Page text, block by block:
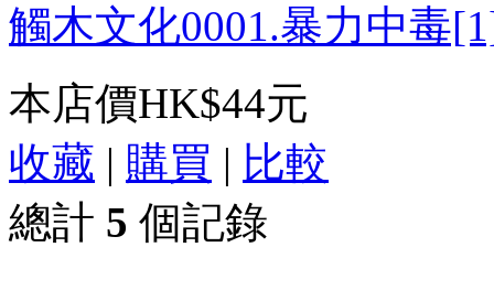
觸木文化0001.暴力中毒
本店價HK$44元
收藏 | 購買 | 比較
總計 5 個記錄